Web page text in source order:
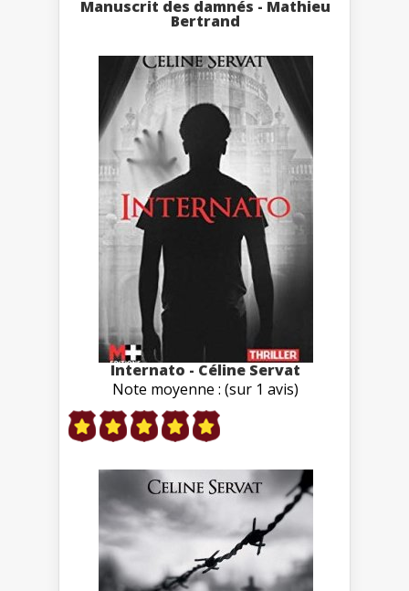
Manuscrit des damnés - Mathieu
Bertrand
Internato - Céline Servat
Note moyenne : (sur 1 avis)